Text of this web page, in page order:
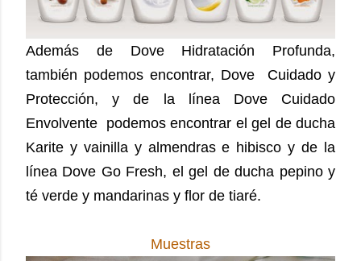
Además de Dove Hidratación Profunda,
también podemos encontrar, Dove Cuidado y
Protección, y de la línea Dove Cuidado
Envolvente podemos encontrar el gel de ducha
Karite y vainilla y almendras e hibisco y de la
línea Dove Go Fresh, el gel de ducha pepino y
té verde y mandarinas y flor de tiaré.
Muestras